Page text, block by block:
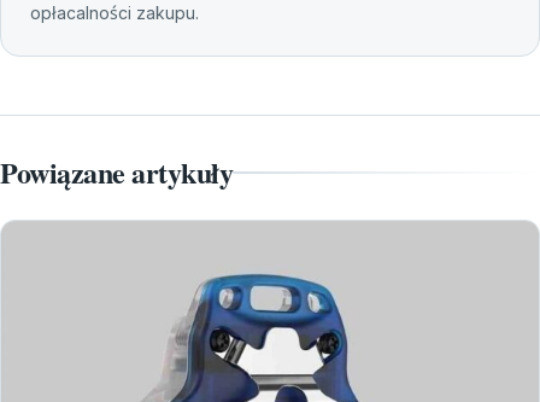
opłacalności zakupu.
Powiązane artykuły